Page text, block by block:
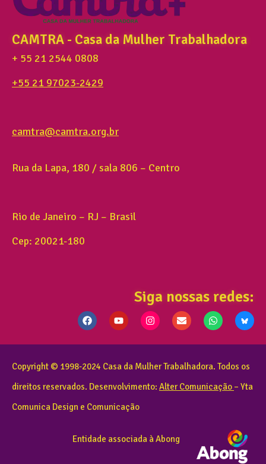
CAMTRA - Casa da Mulher Trabalhadora
+ 55 21 2544 0808
+55 21 97023-2429
camtra@camtra.org.br
Rua da Lapa, 180 / sala 806 – Centro
Rio de Janeiro – RJ – Brasil
Cep: 20021-180
Siga nossas redes:
Copyright © 1998-2024 Casa da Mulher Trabalhadora. Todos os
direitos reservados. Desenvolvimento: Alter Comunicação – Yta
Comunica Design e Comunicação
Entidade associada à Abong